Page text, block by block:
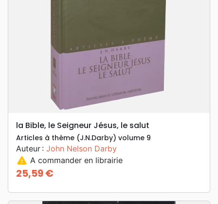
la Bible, le Seigneur Jésus, le salut
Articles à thème (J.N.Darby) volume 9
Auteur : John Nelson Darby
warning A commander en librairie
Prix
25,59 €